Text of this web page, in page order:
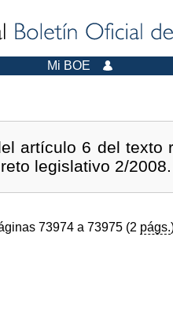
Mi BOE
artículo 6 del texto
legislativo 2/2008.
73974 a 73975 (2 págs.